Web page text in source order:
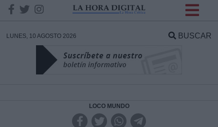
LUNES, 10 AGOSTO 2026 BUSCAR
LOCO MUNDO
DATOS
Responsable: